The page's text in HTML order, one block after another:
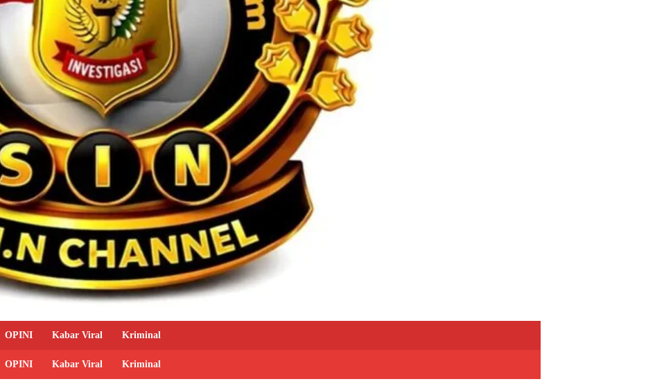
OPINI Kabar Viral Kriminal
OPINI Kabar Viral Kriminal